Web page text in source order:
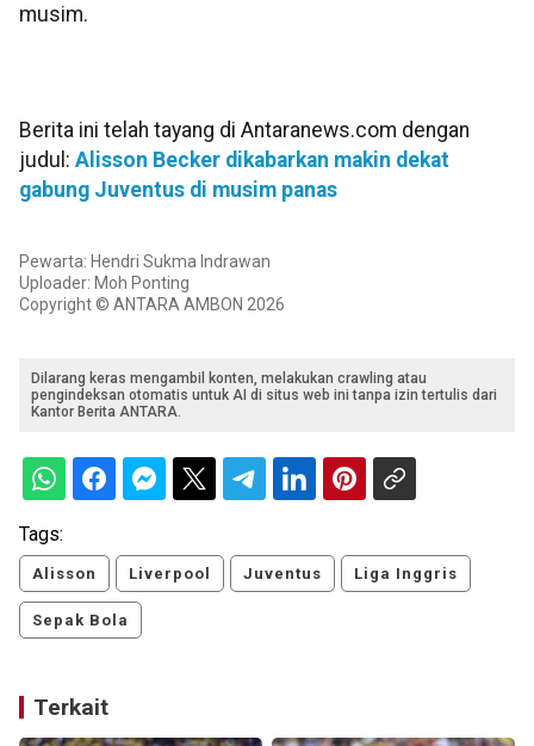
musim.
Berita ini telah tayang di Antaranews.com dengan
judul: Alisson Becker dikabarkan makin dekat
gabung Juventus di musim panas
Pewarta: Hendri Sukma Indrawan
Uploader: Moh Ponting
Copyright © ANTARA AMBON 2026
Dilarang keras mengambil konten, melakukan crawling atau
pengindeksan otomatis untuk AI di situs web ini tanpa izin tertulis dari
Kantor Berita ANTARA.
Tags:
Alisson Liverpool Juventus Liga Inggris
Sepak Bola
Terkait